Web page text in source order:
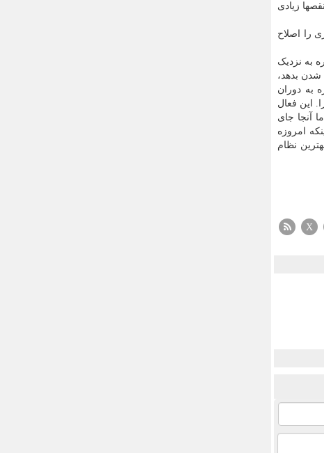
زیادی
را اصلاح
به نزدیک
شدن بدهد،
به دوران
این فعال
آنجا جای
امروزه
نظام
X